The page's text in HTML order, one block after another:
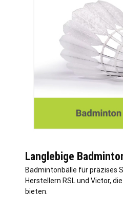
Langlebige
Badmintonbälle für präzises
Herstellern RSL und Victor,
bieten.